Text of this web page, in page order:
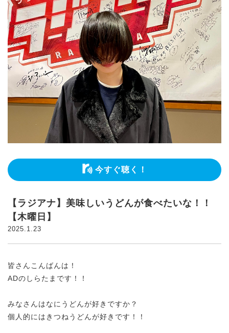
今すぐ聴く！
【ラジアナ】美味しいうどんが食べたいな！！
【木曜日】
2025.1.23
皆さんこんばんは！
ADのしらたまです！！
みなさんはなにうどんが好きですか？
個人的にはきつねうどんが好きです！！